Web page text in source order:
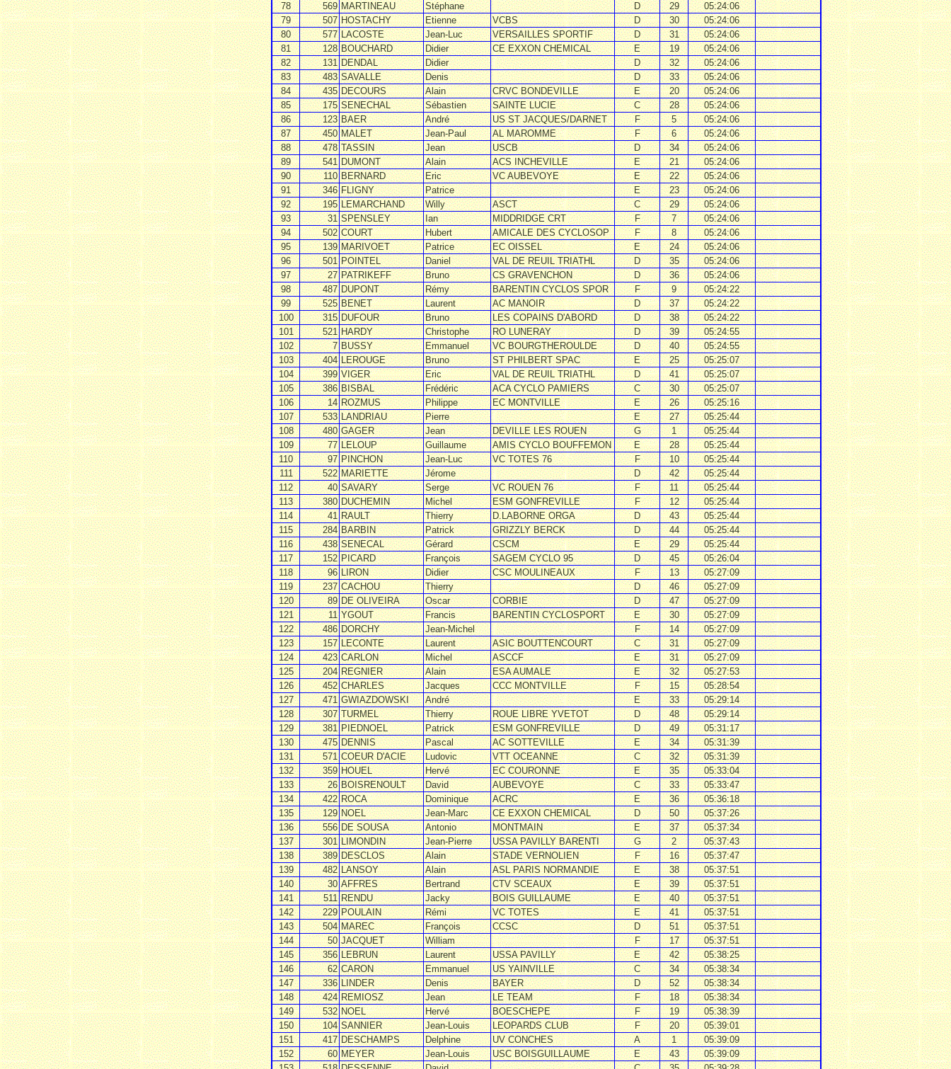
78
569 MARTINEAU Stéphane D 29
05:24:06
79
507 HOSTACHY Etienne VCBS D 30
05:24:06
80
577 LACOSTE Jean-Luc VERSAILLES SPORTIF D 31
05:24:06
81
128 BOUCHARD Didier CE EXXON CHEMICAL E 19
05:24:06
82
131 DENDAL Didier D 32
05:24:06
83
483 SAVALLE Denis D 33
05:24:06
84
435 DECOURS Alain CRVC BONDEVILLE E 20
05:24:06
85
175 SENECHAL Sébastien SAINTE LUCIE C 28
05:24:06
86
123 BAER André US ST JACQUES/DARNET F 5
05:24:06
87
450 MALET Jean-Paul AL MAROMME F 6
05:24:06
88
478 TASSIN Jean USCB D 34
05:24:06
89
541 DUMONT Alain ACS INCHEVILLE E 21
05:24:06
90
110 BERNARD Eric VC AUBEVOYE E 22
05:24:06
91
346 FLIGNY Patrice E 23
05:24:06
92
195 LEMARCHAND Willy ASCT C 29
05:24:06
93
31 SPENSLEY Ian MIDDRIDGE CRT F 7
05:24:06
94
502 COURT Hubert AMICALE DES CYCLOSOP F 8
05:24:06
95
139 MARIVOET Patrice EC OISSEL E 24
05:24:06
96
501 POINTEL Daniel VAL DE REUIL TRIATHL D 35
05:24:06
97
27 PATRIKEFF Bruno CS GRAVENCHON D 36
05:24:06
98
487 DUPONT Rémy BARENTIN CYCLOS SPOR F 9
05:24:22
99
525 BENET Laurent AC MANOIR D 37
05:24:22
100
315 DUFOUR Bruno LES COPAINS D'ABORD D 38
05:24:22
101
521 HARDY Christophe RO LUNERAY D 39
05:24:55
102
7 BUSSY Emmanuel VC BOURGTHEROULDE D 40
05:24:55
103
404 LEROUGE Bruno ST PHILBERT SPAC E 25
05:25:07
104
399 VIGER Eric VAL DE REUIL TRIATHL D 41
05:25:07
105
386 BISBAL Frédéric ACA CYCLO PAMIERS C 30
05:25:07
106
14 ROZMUS Philippe EC MONTVILLE E 26
05:25:16
107
533 LANDRIAU Pierre E 27
05:25:44
108
480 GAGER Jean DEVILLE LES ROUEN G 1
05:25:44
109
77 LELOUP Guillaume AMIS CYCLO BOUFFEMON E 28
05:25:44
110
97 PINCHON Jean-Luc VC TOTES 76 F 10
05:25:44
111
522 MARIETTE Jérome D 42
05:25:44
112
40 SAVARY Serge VC ROUEN 76 F 11
05:25:44
113
380 DUCHEMIN Michel ESM GONFREVILLE F 12
05:25:44
114
41 RAULT Thierry D.LABORNE ORGA D 43
05:25:44
115
284 BARBIN Patrick GRIZZLY BERCK D 44
05:25:44
116
438 SENECAL Gérard CSCM E 29
05:25:44
117
152 PICARD François SAGEM CYCLO 95 D 45
05:26:04
118
96 LIRON Didier CSC MOULINEAUX F 13
05:27:09
119
237 CACHOU Thierry D 46
05:27:09
120
89 DE OLIVEIRA Oscar CORBIE D 47
05:27:09
121
11 YGOUT Francis BARENTIN CYCLOSPORT E 30
05:27:09
122
486 DORCHY Jean-Michel F 14
05:27:09
123
157 LECONTE Laurent ASIC BOUTTENCOURT C 31
05:27:09
124
423 CARLON Michel ASCCF E 31
05:27:09
125
204 REGNIER Alain ESA AUMALE E 32
05:27:53
126
452 CHARLES Jacques CCC MONTVILLE F 15
05:28:54
127
471 GWIAZDOWSKI André E 33
05:29:14
128
307 TURMEL Thierry ROUE LIBRE YVETOT D 48
05:29:14
129
381 PIEDNOEL Patrick ESM GONFREVILLE D 49
05:31:17
130
475 DENNIS Pascal AC SOTTEVILLE E 34
05:31:39
131
571 COEUR D'ACIE Ludovic VTT OCEANNE C 32
05:31:39
132
359 HOUEL Hervé EC COURONNE E 35
05:33:04
133
26 BOISRENOULT David AUBEVOYE C 33
05:33:47
134
422 ROCA Dominique ACRC E 36
05:36:18
135
129 NOEL Jean-Marc CE EXXON CHEMICAL D 50
05:37:26
136
556 DE SOUSA Antonio MONTMAIN E 37
05:37:34
137
301 LIMONDIN Jean-Pierre USSA PAVILLY BARENTI G 2
05:37:43
138
389 DESCLOS Alain STADE VERNOLIEN F 16
05:37:47
139
482 LANSOY Alain ASL PARIS NORMANDIE E 38
05:37:51
140
30 AFFRES Bertrand CTV SCEAUX E 39
05:37:51
141
511 RENDU Jacky BOIS GUILLAUME E 40
05:37:51
142
229 POULAIN Rémi VC TOTES E 41
05:37:51
143
504 MAREC François CCSC D 51
05:37:51
144
50 JACQUET William F 17
05:37:51
145
356 LEBRUN Laurent USSA PAVILLY E 42
05:38:25
146
62 CARON Emmanuel US YAINVILLE C 34
05:38:34
147
336 LINDER Denis BAYER D 52
05:38:34
148
424 REMIOSZ Jean LE TEAM F 18
05:38:34
149
532 NOEL Hervé BOESCHEPE F 19
05:38:39
150
104 SANNIER Jean-Louis LEOPARDS CLUB F 20
05:39:01
151
417 DESCHAMPS Delphine UV CONCHES A 1
05:39:09
152
60 MEYER Jean-Louis USC BOISGUILLAUME E 43
05:39:09